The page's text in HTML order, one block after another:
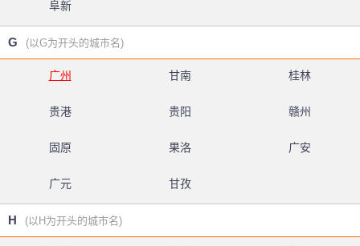
阜新
G (以G为开头的城市名)
广州 甘南 桂林
贵港 贵阳 赣州
固原 果洛 广安
广元 甘孜
H (以H为开头的城市名)